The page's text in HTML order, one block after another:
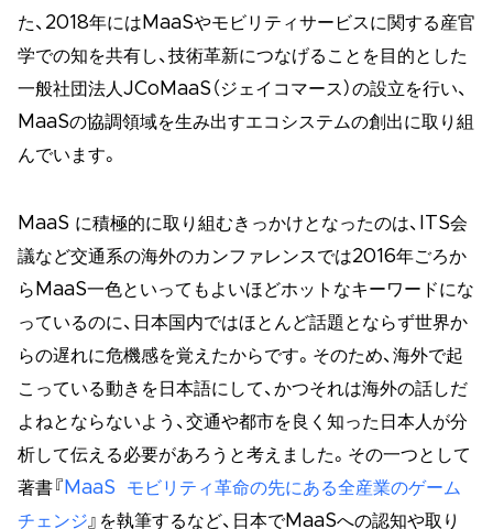
た、2018年にはMaaSやモビリティサービスに関する産官
学での知を共有し、技術革新につなげることを目的とした
一般社団法人JCoMaaS（ジェイコマース）の設立を行い、
MaaSの協調領域を生み出すエコシステムの創出に取り組
んでいます。
MaaS に積極的に取り組むきっかけとなったのは、ITS会
議など交通系の海外のカンファレンスでは2016年ごろか
らMaaS一色といってもよいほどホットなキーワードにな
っているのに、日本国内ではほとんど話題とならず世界か
らの遅れに危機感を覚えたからです。そのため、海外で起
こっている動きを日本語にして、かつそれは海外の話しだ
よねとならないよう、交通や都市を良く知った日本人が分
析して伝える必要があろうと考えました。その一つとして
著書『 MaaS モビリティ革命の先にある全産業のゲーム
チェンジ 』を執筆するなど、日本でMaaSへの認知や取り